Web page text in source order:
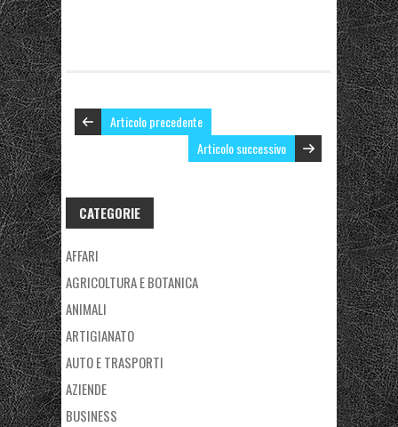
Articolo precedente
Articolo successivo
CATEGORIE
AFFARI
AGRICOLTURA E BOTANICA
ANIMALI
ARTIGIANATO
AUTO E TRASPORTI
AZIENDE
BUSINESS